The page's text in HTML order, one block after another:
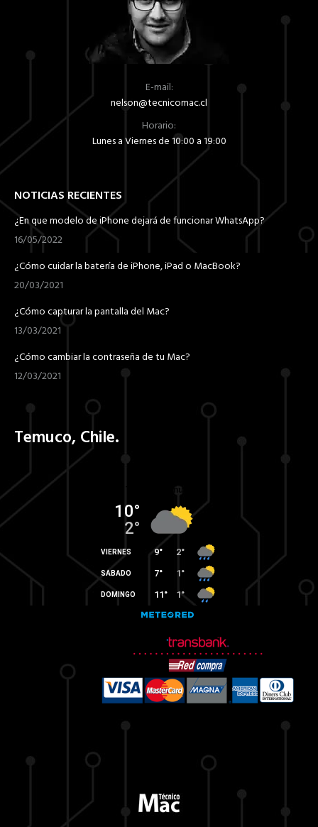
E-mail:
nelson@tecnicomac.cl
Horario:
Lunes a Viernes de 10:00 a 19:00
NOTICIAS RECIENTES
¿En que modelo de iPhone dejará de funcionar WhatsApp?
16/05/2022
¿Cómo cuidar la batería de iPhone, iPad o MacBook?
20/03/2021
¿Cómo capturar la pantalla del Mac?
13/03/2021
¿Cómo cambiar la contraseña de tu Mac?
12/03/2021
Temuco, Chile.